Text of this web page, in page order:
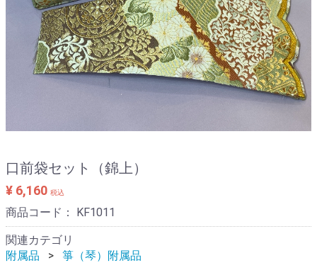
口前袋セット（錦上）
¥ 6,160 税込
商品コード： KF1011
関連カテゴリ
附属品
箏（琴）附属品